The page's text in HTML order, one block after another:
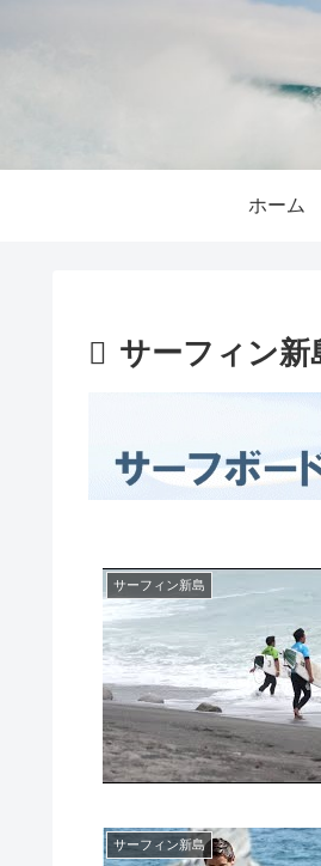
ホーム
サーフィン新
サーフィン新島
サーフィン新島